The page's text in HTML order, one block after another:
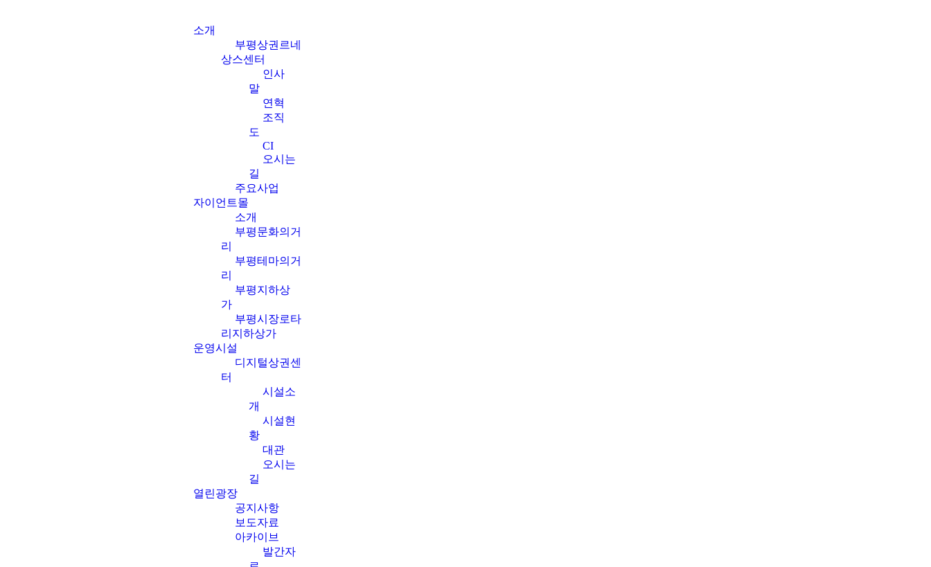
소개
부평상권르네
상스센터
인사
말
연혁
조직
도
CI
오시는
길
주요사업
자이언트몰
소개
부평문화의거
리
부평테마의거
리
부평지하상
가
부평시장로타
리지하상가
운영시설
디지털상권센
터
시설소
개
시설현
황
대관
오시는
길
열린광장
공지사항
보도자료
아카이브
발간자